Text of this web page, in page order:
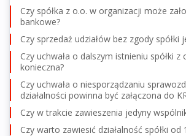
Czy spółka z o.o. w organizacji może
bankowe?
Czy sprzedaż udziałów bez zgody spółki
Czy uchwała o dalszym istnieniu spółki z
konieczna?
Czy uchwała o niesporządzaniu
działalności powinna być załączona do
Czy w trakcie zawieszenia jedyny
Czy warto zawiesić działalność spółki od